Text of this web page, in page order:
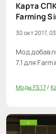
Карта
Farming
30 окт 2017,
Мод
7.1 для
Моды FS 17/